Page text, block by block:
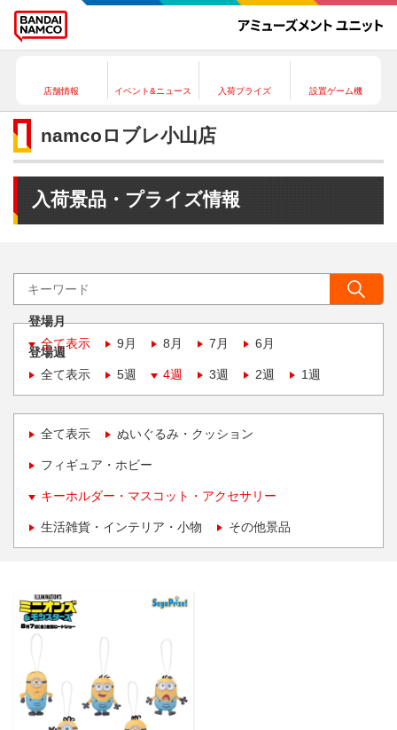
店舗情報 イベント&ニュース 入荷プライズ 設置ゲーム機
namcoロブレ小山店
入荷景品・プライズ情報
登場月
全て表示
9月 8月 7月 6月
登場週
全て表示
5週 4週 3週 2週 1週
全て表示 ぬいぐるみ・クッション
フィギュア・ホビー
キーホルダー・マスコット・アクセサリー
生活雑貨・インテリア・小物 その他景品